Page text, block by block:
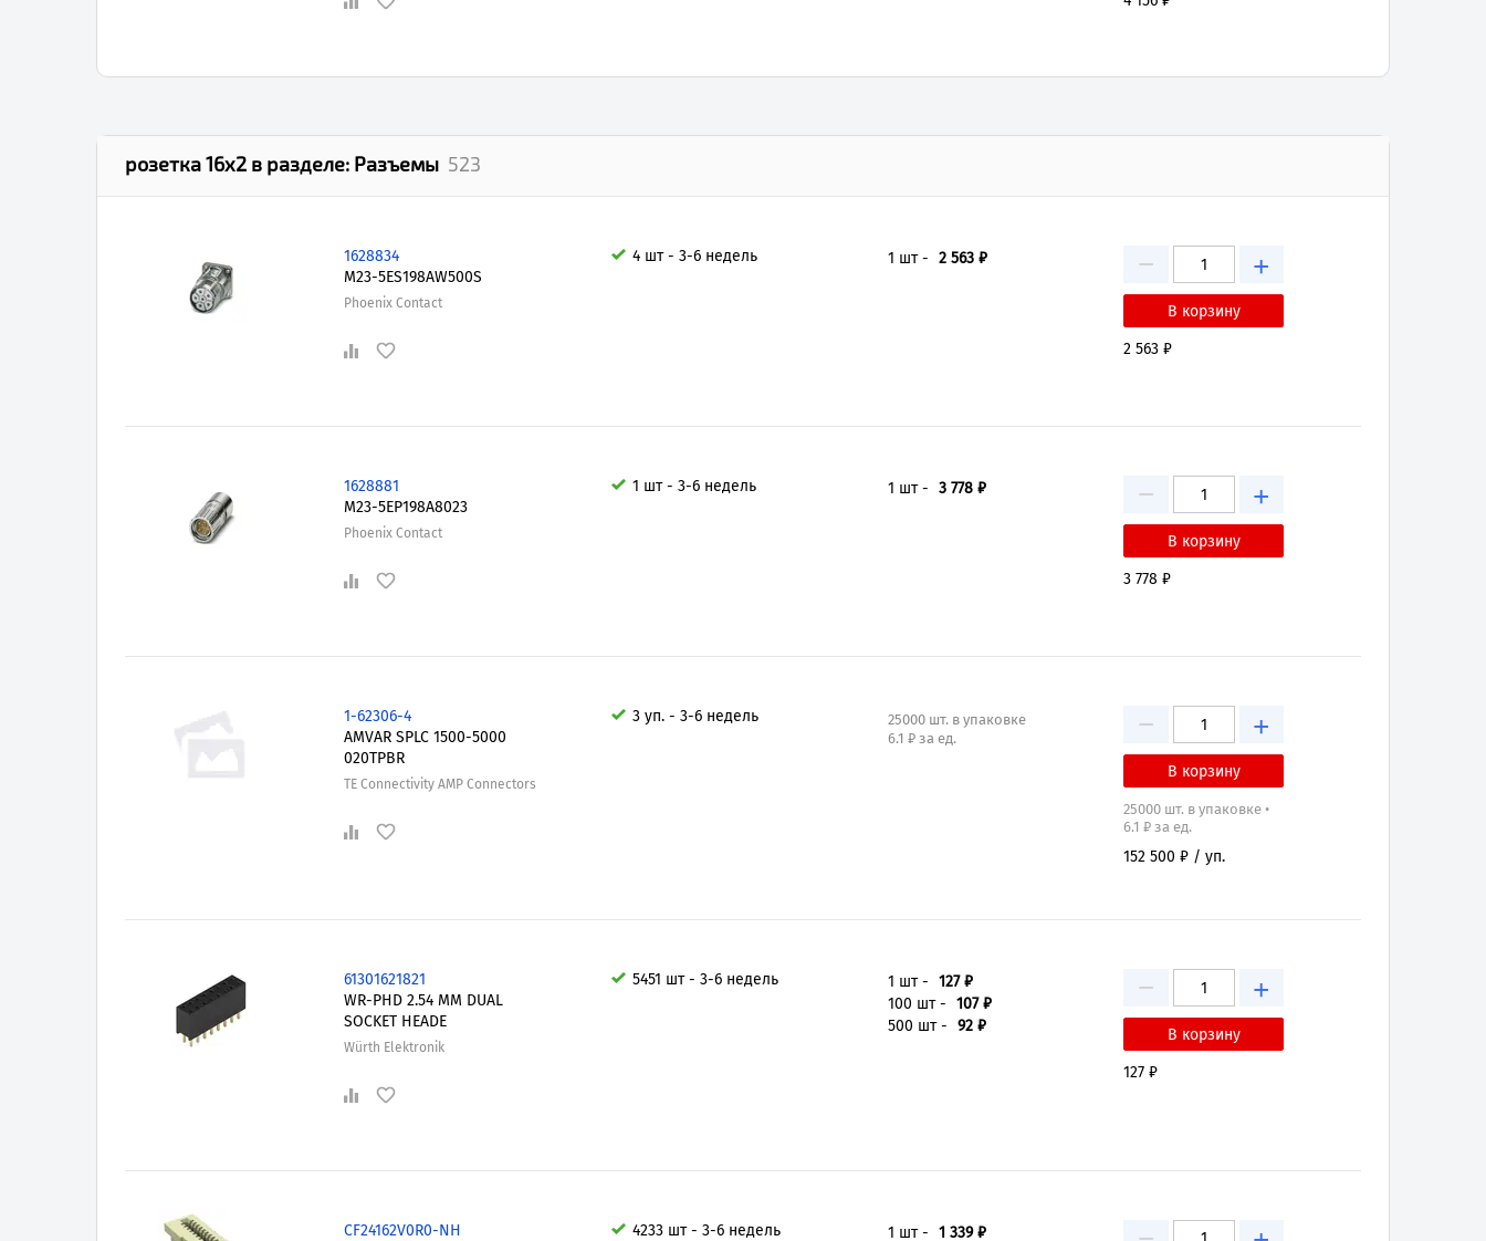
розетка 16х2 в разделе: Разъемы 523
1628834
M23-5ES198AW500S
Phoenix Contact
4 шт - 3-6 недель 1 шт - 2 563 ₽ − +
2 563 ₽
1628881
M23-5EP198A8023
Phoenix Contact
1 шт - 3-6 недель 1 шт - 3 778 ₽ − +
3 778 ₽
1-62306-4
AMVAR SPLC 1500-5000
020TPBR
TE Connectivity AMP Connectors
3 уп. - 3-6 недель
25000 шт. в упаковке
6.1 ₽ за ед.
− +
25000 шт. в упаковке •
6.1 ₽ за ед.
152 500 ₽ / уп.
61301621821
WR-PHD 2.54 MM DUAL
SOCKET HEADE
Würth Elektronik
5451 шт - 3-6 недель 1 шт - 127 ₽
100 шт - 107 ₽
500 шт - 92 ₽
− +
127 ₽
CF24162V0R0-NH
4233 шт - 3-6 недель 1 шт - 1 339 ₽